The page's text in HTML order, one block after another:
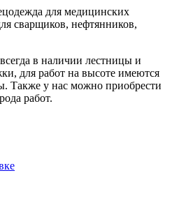
для медицинских
сварщиков, нефтянников,
в наличии лестницы и
для работ на высоте имеются
Также у нас можно приобрести
работ.